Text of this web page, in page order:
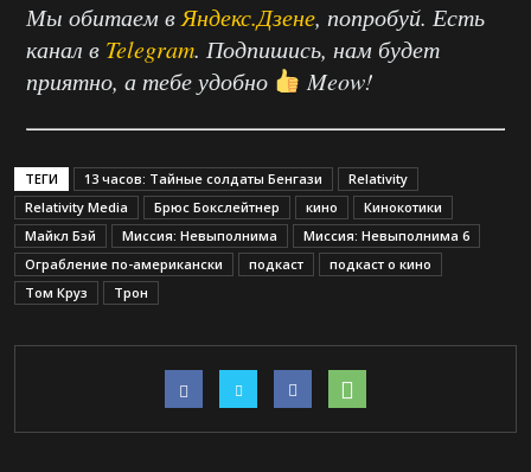
Мы обитаем вЯндекс.Дзене, попробуй. Есть
канал в Telegram. Подпишись, нам будет
приятно, а тебе удобно
Meow!
ТЕГИ 13 часов: Тайные солдаты Бенгази
Relativity
Relativity Media
Брюс Бокслейтнер кино
Кинокотики
Майкл Бэй
Миссия: Невыполнима
Миссия: Невыполнима 6
Ограбление по-американски
подкаст
подкаст о кино
Том Круз
Трон